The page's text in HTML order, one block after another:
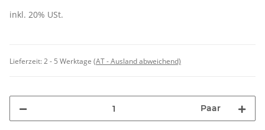
inkl. 20% USt.
Lieferzeit:2 - 5 Werktage (AT - Ausland abweichend)
Paar